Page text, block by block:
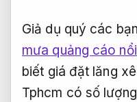
Giả dụ quý các
mưa quảng cáo
biết giá đặt lăng
Tphcm có số